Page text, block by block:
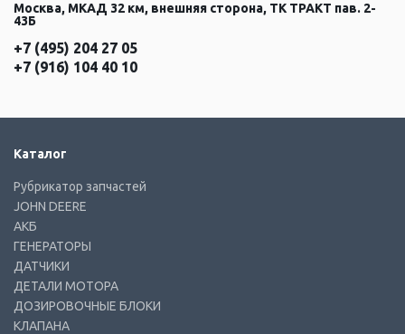
Москва, МКАД 32 км, внешняя сторона, ТК ТРАКТ пав. 2-
43Б
+7 (495) 204 27 05
+7 (916) 104 40 10
Каталог
Рубрикатор запчастей
JOHN DEERE
АКБ
ГЕНЕРАТОРЫ
ДАТЧИКИ
ДЕТАЛИ МОТОРА
ДОЗИРОВОЧНЫЕ БЛОКИ
КЛАПАНА